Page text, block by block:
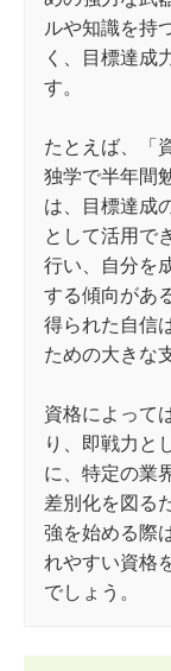
ルや知識を持
く、目標達成
す。
たとえば、「
独学で半年間
は、目標達成
として活用で
行い、自分を
する傾向があ
得られた自信
ための大きな
資格によって
り、即戦力と
に、特定の業
差別化を図る
強を始める際
れやすい資格
でしょう。